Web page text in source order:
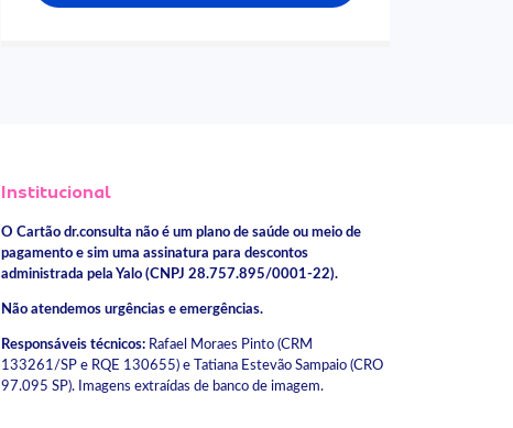
Institucional
O Cartão dr.consulta não é um plano de saúde ou meio de
pagamento e sim uma assinatura para descontos
administrada pela Yalo (CNPJ 28.757.895/0001-22).
Não atendemos urgências e emergências.
Responsáveis técnicos:Rafael Moraes Pinto (CRM
133261/SP e RQE 130655) e Tatiana Estevão Sampaio (CRO
97.095 SP). Imagens extraídas de banco de imagem.